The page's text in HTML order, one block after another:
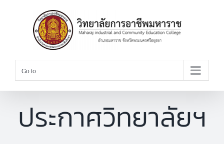
Go to...
ประกาศวิทยาลัยฯ